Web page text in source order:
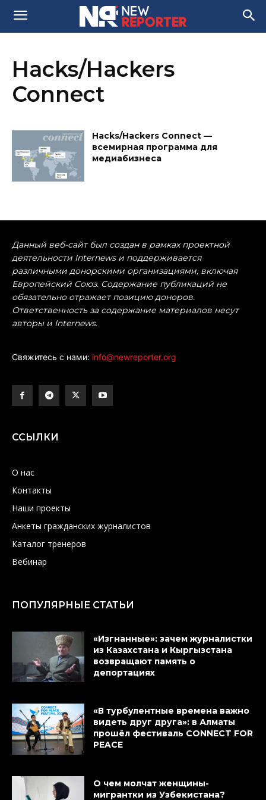
Hacks/Hackers
Connect
Hacks/Hackers Connect —
всемирная программа для
медиабизнеса
Данный веб-сайт был создан в рамках проектной
деятельности Internews и поддерживается
различными донорскими организациями, включая
Европейский Союз. Содержание публикаций не
обязательно отражает позицию доноров.
Ответственность за содержание материалов несут
авторы и Internews.
Свяжитесь с нами: info@newreporter.org
ССЫЛКИ
О нас
Контакты
Наши проекты
Анкеты гражданских журналистов
Каталог тренеров
Вебинар
ПОПУЛЯРНЫЕ СТАТЬИ
«Изгнанные»: зачем журналистки
из Казахстана и Кыргызстана
возвращают память о
депортациях
«В турбулентные времена важно
видеть друг друга»: в Алматы
прошёл фестиваль CONNECT FOR
PEACE
О чем молчат женщины-
мигрантки из Узбекистана?